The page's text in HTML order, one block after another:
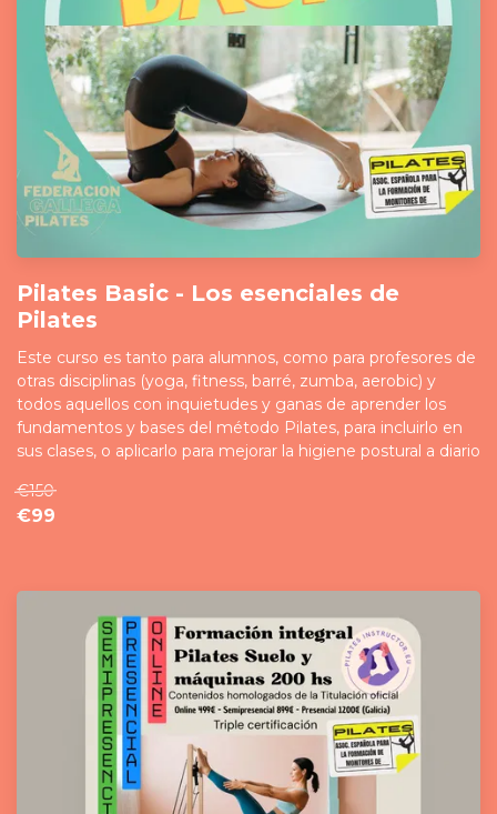
Pilates Basic - Los esenciales de
Pilates
Este curso es tanto para alumnos, como para profesores de
otras disciplinas (yoga, fitness, barré, zumba, aerobic) y
todos aquellos con inquietudes y ganas de aprender los
fundamentos y bases del método Pilates, para incluirlo en
sus clases, o aplicarlo para mejorar la higiene postural a diario
€150
€99